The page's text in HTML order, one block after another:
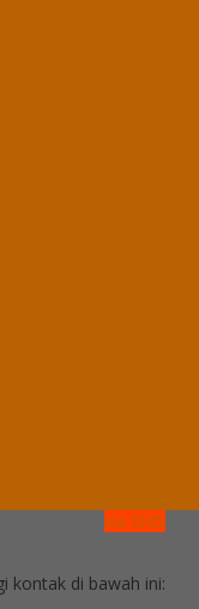
via SMS
kontak di bawah ini: